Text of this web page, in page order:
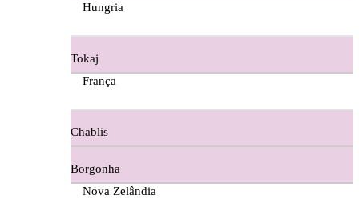
Evidencia Dão
Ferraz Wine - Beira Interior
Figueira Coriga - Alentejo
Hungria
Tokaj
França
Chablis
Borgonha
Nova Zelândia